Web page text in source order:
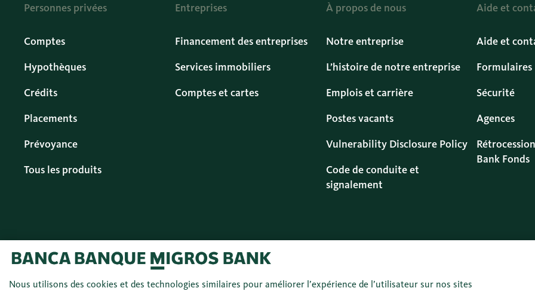
Personnes privées
Comptes
Hypothèques
Crédits
Placements
Prévoyance
Tous les produits
Entreprises
Financement des entreprises
Services immobiliers
Comptes et cartes
À propos de nous
Notre entreprise
L’histoire de notre entreprise
Emplois et carrière
Postes vacants
Vulnerability Disclosure Policy
Code de conduite et
signalement
Aide et
Aide et
Formulaires
Sécurité
Agences
Bank Fonds
Français (FR)
© 2026 Banque
Protection des
Informations
Impressum
Nous utilisons des cookies et des technologies similaires pour améliorer l’expérience de l’utilisateur sur nos sites